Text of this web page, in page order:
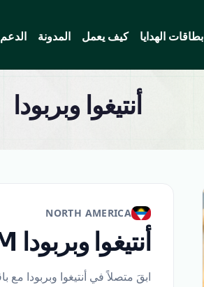
بطاقات الهدايا كيف يعمل المدونة الدعم
أنتيغوا وبربودا
NORTH AMERICA
أنتيغوا وبربودا
ابقَ متصلاً في أنتيغوا وبربودا